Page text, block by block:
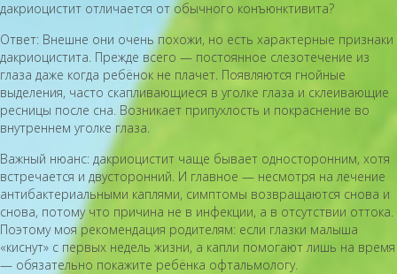
дакриоцистит отличается от обычного конъюнктивита?
Ответ: Внешне они очень похожи, но есть характерные признаки
дакриоцистита. Прежде всего — постоянное слезотечение из
глаза даже когда ребёнок не плачет. Появляются гнойные
выделения, часто скапливающиеся в уголке глаза и склеивающие
ресницы после сна. Возникает припухлость и покраснение во
внутреннем уголке глаза.
Важный нюанс: дакриоцистит чаще бывает односторонним, хотя
встречается и двусторонний. И главное — несмотря на лечение
антибактериальными каплями, симптомы возвращаются снова и
снова, потому что причина не в инфекции, а в отсутствии оттока.
Поэтому моя рекомендация родителям: если глазки малыша
«киснут» с первых недель жизни, а капли помогают лишь на время
— обязательно покажите ребёнка офтальмологу.